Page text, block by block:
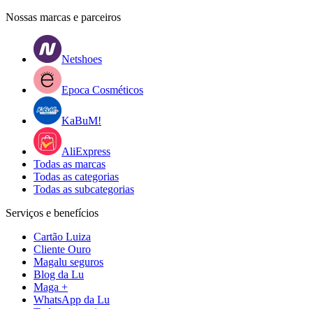
Nossas marcas e parceiros
Netshoes
Epoca Cosméticos
KaBuM!
AliExpress
Todas as marcas
Todas as categorias
Todas as subcategorias
Serviços e benefícios
Cartão Luiza
Cliente Ouro
Magalu seguros
Blog da Lu
Maga +
WhatsApp da Lu